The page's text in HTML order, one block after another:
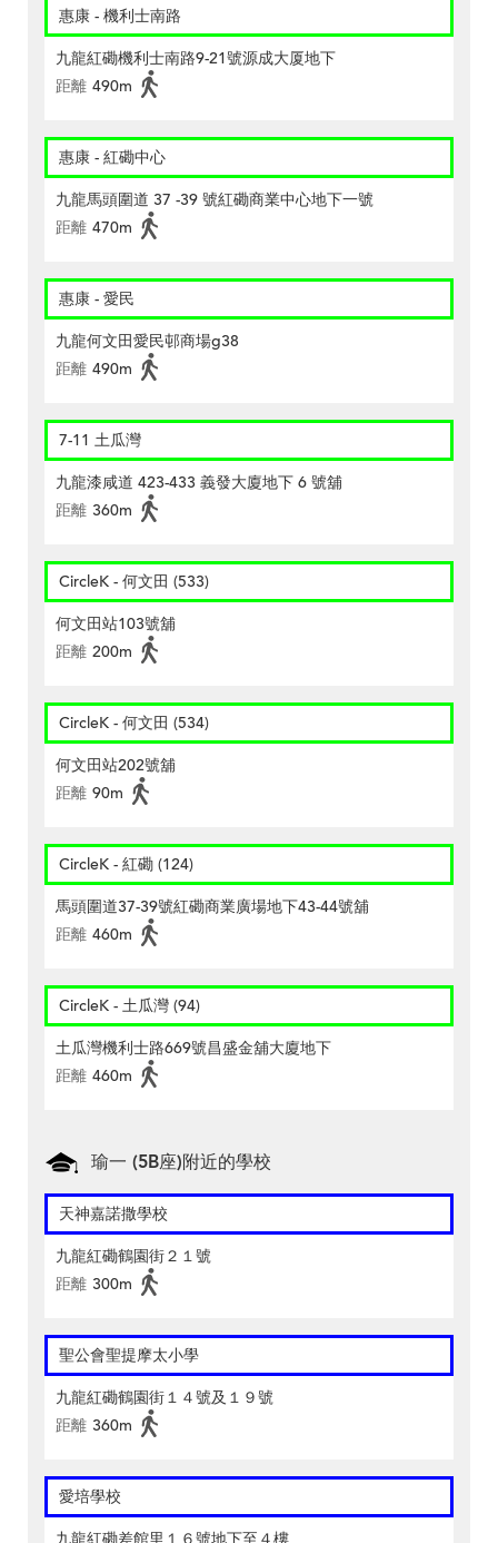
惠康 - 機利士南路
九龍紅磡機利士南路9-21號源成大厦地下
距離 490m
惠康 - 紅磡中心
九龍馬頭圍道 37 -39 號紅磡商業中心地下一號
距離 470m
惠康 - 愛民
九龍何文田愛民邨商場g38
距離 490m
7-11 土瓜灣
九龍漆咸道 423-433 義發大廈地下 6 號舖
距離 360m
CircleK - 何文田 (533)
何文田站103號舖
距離 200m
CircleK - 何文田 (534)
何文田站202號舖
距離 90m
CircleK - 紅磡 (124)
馬頭圍道37-39號紅磡商業廣場地下43-44號舖
距離 460m
CircleK - 土瓜灣 (94)
土瓜灣機利士路669號昌盛金舖大廈地下
距離 460m
瑜一 (5B座)附近的學校
天神嘉諾撒學校
九龍紅磡鶴園街２１號
距離 300m
聖公會聖提摩太小學
九龍紅磡鶴園街１４號及１９號
距離 360m
愛培學校